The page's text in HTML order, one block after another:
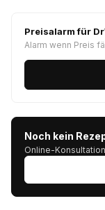
Preisalarm für
Alarm wenn Preis
Noch kein
Online-